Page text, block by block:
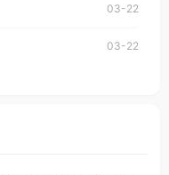
放。 遇到这个问题
限制」的问题，无论人在
03-22
03-22